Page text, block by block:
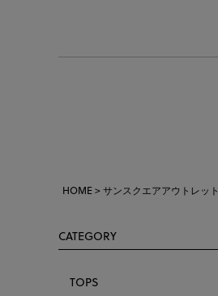
HOME サンスクエアアウトレット
CATEGORY
TOPS